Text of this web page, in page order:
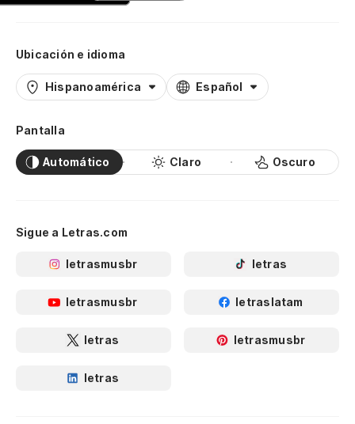
Ubicación e idioma
Hispanoamérica Español
Pantalla
Automático Claro Oscuro
Sigue a Letras.com
letrasmusbr letras
letrasmusbr letraslatam
letras letrasmusbr
letras